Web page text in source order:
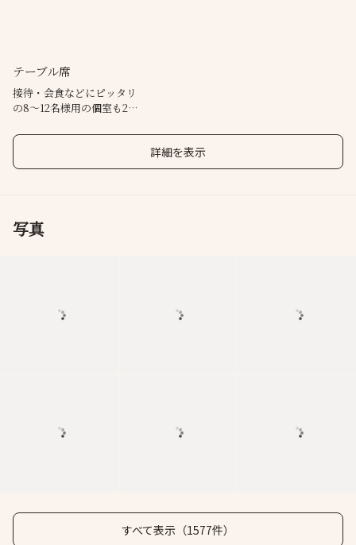
テーブル席
接待・会食などにピッタリ
の8～12名様用の個室も2部
詳細を表示
写真
すべて表示（1577件）